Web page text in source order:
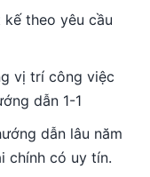
theo yêu cầu
vị trí công việc
dẫn 1-1
dẫn lâu năm
chính có uy tín.